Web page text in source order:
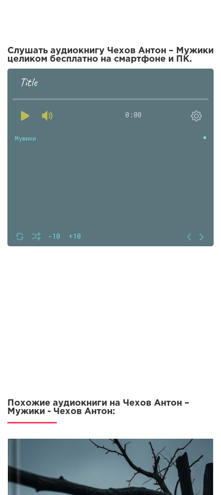
Слушать аудиокнигу Чехов Антон – Мужики
целиком бесплатно на смартфоне и ПК.
Title
0:00
-10 +10
Мужики
Похожие аудиокниги на Чехов Антон –
Мужики - Чехов Антон: